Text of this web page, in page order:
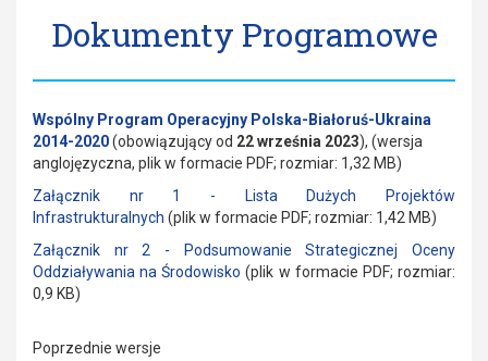
Dokumenty Programowe
Wspólny Program Operacyjny Polska-Białoruś-Ukraina
2014-2020(obowiązujący od 22 września 2023), (wersja
anglojęzyczna, plik w formacie PDF; rozmiar: 1,32 MB)
Załącznik nr 1 - Lista Dużych Projektów
Infrastrukturalnych (plik w formacie PDF; rozmiar: 1,42 MB)
Załącznik nr 2 - Podsumowanie Strategicznej Oceny
Oddziaływania na Środowisko (plik w formacie PDF; rozmiar:
0,9 KB)
Poprzednie wersje